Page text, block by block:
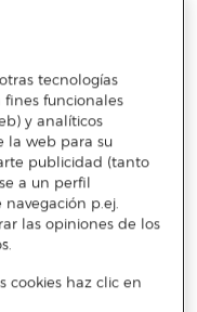
tecnologías
fines funcionales
y analíticos
la web para su
publicidad (tanto
a un perfil
p.ej.
las opiniones de los
cookies haz clic en